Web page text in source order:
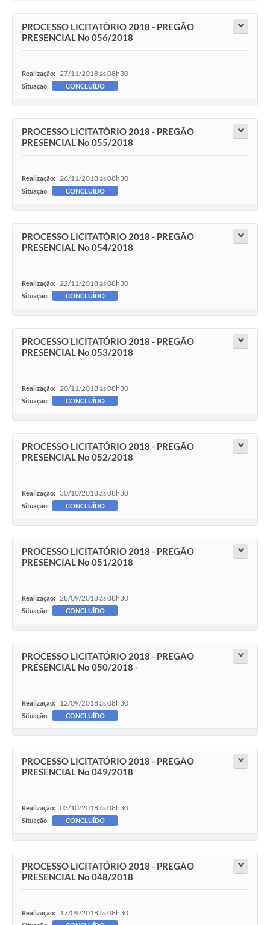
PROCESSO LICITATÓRIO 2018 - PREGÃO
PRESENCIAL No 056/2018
Realização: 27/11/2018 às 08h30
Situação: CONCLUÍDO
PROCESSO LICITATÓRIO 2018 - PREGÃO
PRESENCIAL No 055/2018
Realização: 26/11/2018 às 08h30
Situação: CONCLUÍDO
PROCESSO LICITATÓRIO 2018 - PREGÃO
PRESENCIAL No 054/2018
Realização: 22/11/2018 às 08h30
Situação: CONCLUÍDO
PROCESSO LICITATÓRIO 2018 - PREGÃO
PRESENCIAL No 053/2018
Realização: 20/11/2018 às 08h30
Situação: CONCLUÍDO
PROCESSO LICITATÓRIO 2018 - PREGÃO
PRESENCIAL No 052/2018
Realização: 30/10/2018 às 08h30
Situação: CONCLUÍDO
PROCESSO LICITATÓRIO 2018 - PREGÃO
PRESENCIAL No 051/2018
Realização: 28/09/2018 às 08h30
Situação: CONCLUÍDO
PROCESSO LICITATÓRIO 2018 - PREGÃO
PRESENCIAL No 050/2018 -
Realização: 12/09/2018 às 08h30
Situação: CONCLUÍDO
PROCESSO LICITATÓRIO 2018 - PREGÃO
PRESENCIAL No 049/2018
Realização: 03/10/2018 às 08h30
Situação: CONCLUÍDO
PROCESSO LICITATÓRIO 2018 - PREGÃO
PRESENCIAL No 048/2018
Realização: 17/09/2018 às 08h30